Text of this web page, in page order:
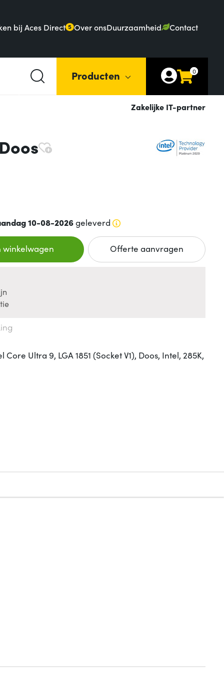
bij Aces Direct 5 Over onsDuurzaamheid Contact
Producten 0
Zakelijke IT-partner
10-08-2026geleverd
winkelwagen Offerte aanvragen
Ultra 9, LGA 1851 (Socket V1), Doos, Intel, 285K,